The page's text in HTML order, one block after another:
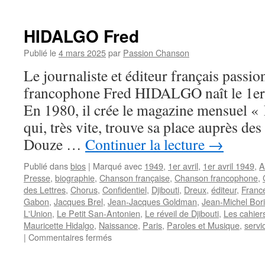
HIDALGO Fred
Publié le4 mars 2025par Passion Chanson
Le journaliste et éditeur français
francophone Fred HIDALGO naît le
En 1980, il crée le magazine mensuel
qui, très vite, trouve sa place auprès
Douze … Continuer la lecture →
Publié dansbios | Marqué avec 1949, 1er avril, 1er avril 1949,
Presse, biographie, Chanson française, Chanson francophone,
des Lettres, Chorus, Confidentiel, Djibouti, Dreux, éditeur,
Gabon, Jacques Brel, Jean-Jacques Goldman, Jean-Michel
L'Union, Le Petit San-Antonien, Le réveil de Djibouti, Les
Mauricette Hidalgo, Naissance, Paris, Paroles et Musique,
| Commentaires ferméssur